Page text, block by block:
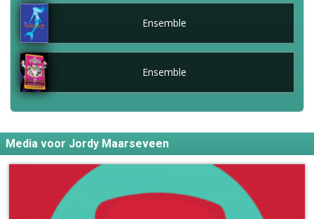
Ensemble
Ensemble
Media voor Jordy Maarseveen